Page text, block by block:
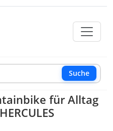
Suche
für Alltag